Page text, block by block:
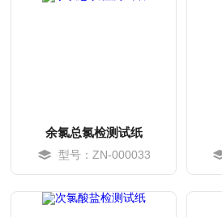
余氯总氯检测试纸
型号：ZN-000033